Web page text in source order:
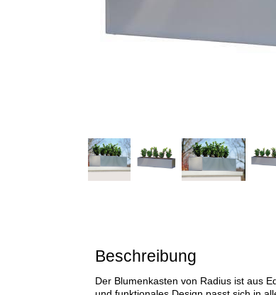
Beschreibung
Der Blumenkasten von Radius ist aus